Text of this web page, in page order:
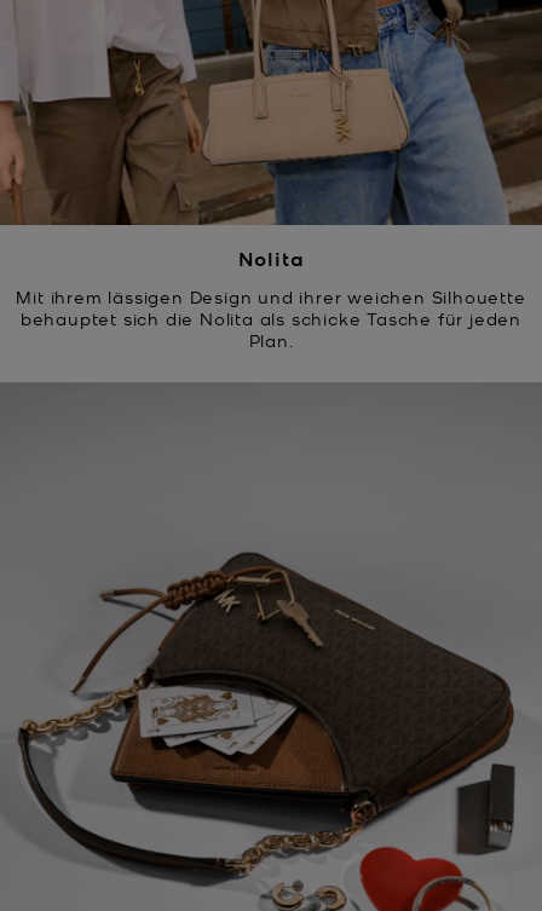
Nolita
Mit ihrem lässigen Design und ihrer weichen Silhouette
behauptet sich die Nolita als schicke Tasche für jeden
Plan.